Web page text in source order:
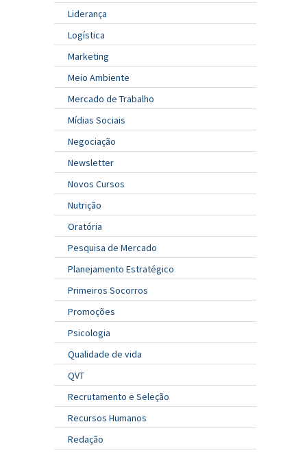
Liderança
Logística
Marketing
Meio Ambiente
Mercado de Trabalho
Mídias Sociais
Negociação
Newsletter
Novos Cursos
Nutrição
Oratória
Pesquisa de Mercado
Planejamento Estratégico
Primeiros Socorros
Promoções
Psicologia
Qualidade de vida
QVT
Recrutamento e Seleção
Recursos Humanos
Redação